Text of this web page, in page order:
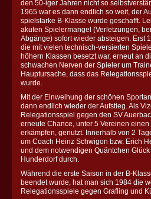
den 50-iger Jahren nicht so
1965 war es dann endlich so weit, der
spielstarke B-Klasse wurde geschafft.
akuten Spielermangel (Verletzungen,
Abgänge) sofort wieder absteigen. Erst
die mit vielen technisch-versierten
höhern Klassen besetzt war, erneut an
schwachen Nerven der Spieler um
Hauptursache, dass das
wurde.
Mit der Einweihung der schönen
dann endlich wieder der Aufstieg. Als
Relegationsspiel gegen den SV
erneute Chance, unter 5 Vereinen
erkämpfen, genutzt. Innerhalb von 2
um Coach Heinz Schwigon bzw. Erich
und dem notwendigen Quäntchen
Hunderdorf durch.
Während die erste Saison in der B-
beendet wurde, hat man sich 1984 die
Relegationsspiele gegen Grafling und